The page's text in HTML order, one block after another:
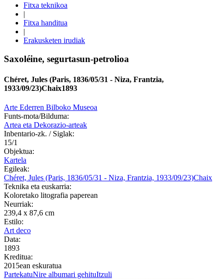
Fitxa teknikoa
|
Fitxa handitua
|
Erakusketen irudiak
Saxoléine, segurtasun-petrolioa
Chéret, Jules (Paris, 1836/05/31 - Niza, Frantzia,
1933/09/23)Chaix1893
Arte Ederren Bilboko Museoa
Funts-mota/Bilduma:
Artea eta Dekorazio-arteak
Inbentario-zk. / Siglak:
15/1
Objektua:
Kartela
Egileak:
Chéret, Jules (Paris, 1836/05/31 - Niza, Frantzia, 1933/09/23)Chaix
Teknika eta euskarria:
Koloretako litografia paperean
Neurriak:
239,4 x 87,6 cm
Estilo:
Art deco
Data:
1893
Kreditua:
2015ean eskuratua
PartekatuNire albumari gehituItzuli